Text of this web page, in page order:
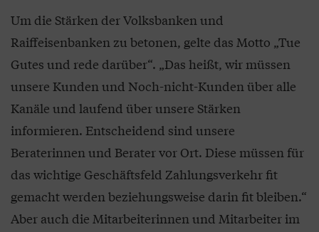
Um die Stärken der Volksbanken und
Raiffeisenbanken zu betonen, gelte das Motto „Tue
Gutes und rede darüber“. „Das heißt, wir müssen
unsere Kunden und Noch-nicht-Kunden über alle
Kanäle und laufend über unsere Stärken
informieren. Entscheidend sind unsere
Beraterinnen und Berater vor Ort. Diese müssen für
das wichtige Geschäftsfeld Zahlungsverkehr fit
gemacht werden beziehungsweise darin fit bleiben.“
Aber auch die Mitarbeiterinnen und Mitarbeiter im